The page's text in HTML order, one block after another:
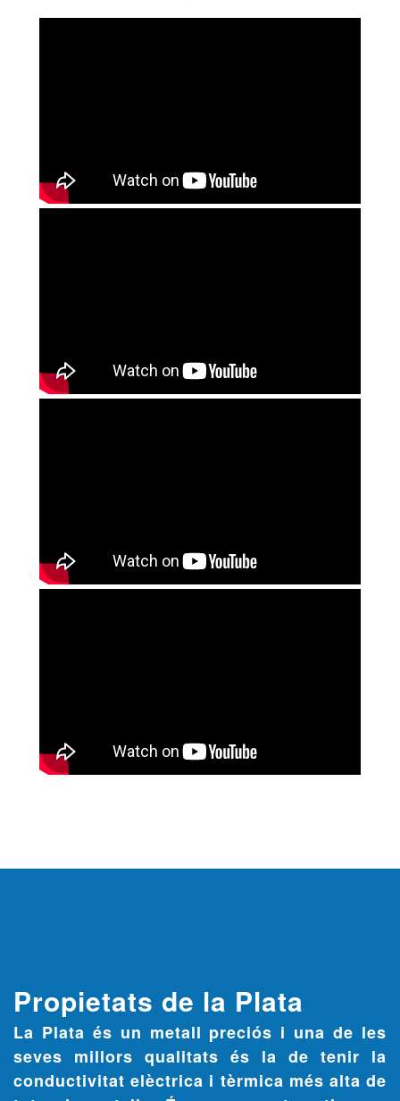
Propietats de la Plata
La Plata és un metall preciós i una de les
seves millors qualitats és la de tenir la
conductivitat elèctrica i tèrmica més alta de